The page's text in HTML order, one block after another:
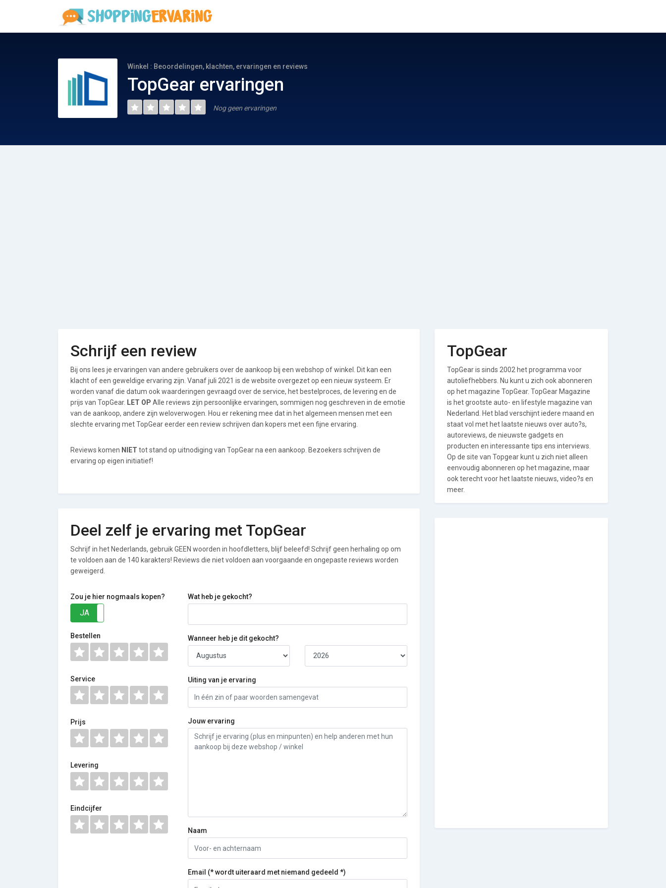
Winkel : Beoordelingen, klachten, ervaringen en reviews
TopGear ervaringen
Nog geen ervaringen
Schrijf een review
Bij ons lees je ervaringen van andere gebruikers over de aankoop bij een webshop of winkel. Dit kan een
klacht of een geweldige ervaring zijn. Vanaf juli 2021 is de website overgezet op een nieuw systeem. Er
worden vanaf die datum ook waarderingen gevraagd over de service, het bestelproces, de levering en de
prijs van TopGear. LET OP Alle reviews zijn persoonlijke ervaringen, sommigen nog geschreven in de emotie
van de aankoop, andere zijn weloverwogen. Hou er rekening mee dat in het algemeen mensen met een
slechte ervaring met TopGear eerder een review schrijven dan kopers met een fijne ervaring.
Reviews komen NIET tot stand op uitnodiging van TopGear na een aankoop. Bezoekers schrijven de
ervaring op eigen initiatief!
Deel zelf je ervaring met TopGear
Schrijf in het Nederlands, gebruik GEEN woorden in hoofdletters, blijf beleefd! Schrijf geen herhaling op om
te voldoen aan de 140 karakters! Reviews die niet voldoen aan voorgaande en ongepaste reviews worden
geweigerd.
Zou je hier nogmaals kopen?
JA
Bestellen
Service
Prijs
Levering
Eindcijfer
Wat heb je gekocht?
Wanneer heb je dit gekocht?
Uiting van je ervaring
Jouw ervaring
Naam
Email (* wordt uiteraard met niemand gedeeld *)
TopGear
TopGear is sinds 2002 het programma voor
autoliefhebbers. Nu kunt u zich ook abonneren
op het magazine TopGear. TopGear Magazine
is het grootste auto- en lifestyle magazine van
Nederland. Het blad verschijnt iedere maand en
staat vol met het laatste nieuws over auto?s,
autoreviews, de nieuwste gadgets en
producten en interessante tips ens interviews.
Op de site van Topgear kunt u zich niet alleen
eenvoudig abonneren op het magazine, maar
ook terecht voor het laatste nieuws, video?s en
meer.